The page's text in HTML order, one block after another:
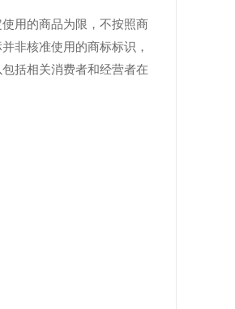
用的商品为限，不按照商
非核准使用的商标标识，
括相关消费者和经营者在